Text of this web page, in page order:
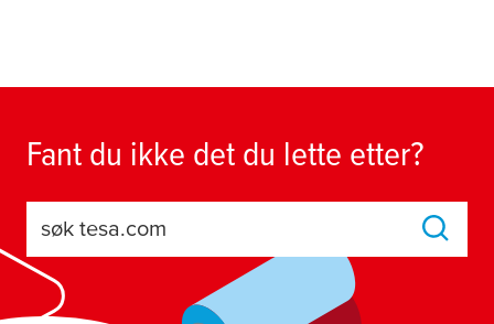
Fant du ikke det du lette etter?
søk tesa.com